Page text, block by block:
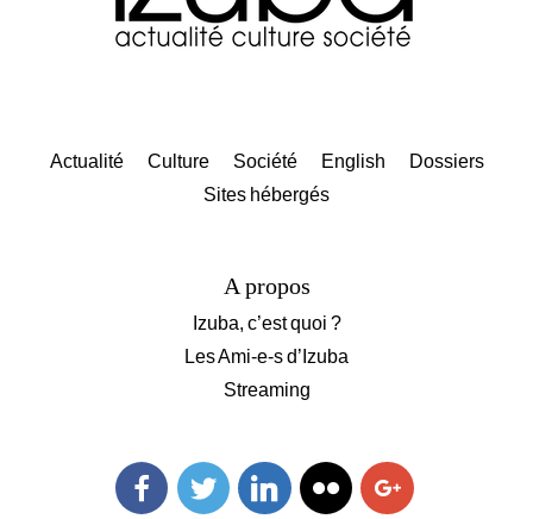
Actualité Culture Société English
Dossiers
Sites hébergés
A propos
Izuba, c’est quoi ?
Les Ami-e-s d’Izuba
Streaming